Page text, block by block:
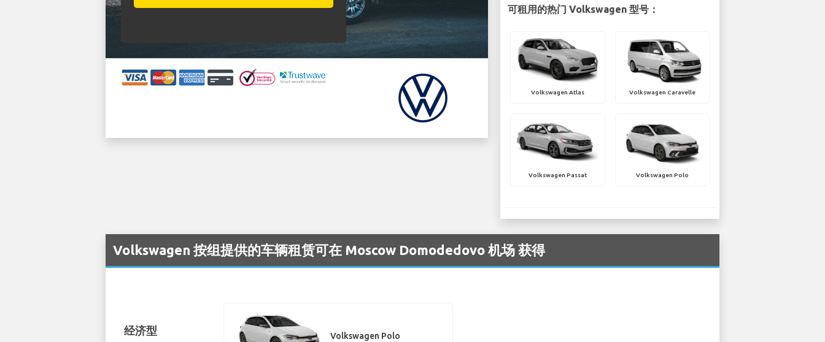
可租用的热门 Volkswagen 型号：
Volkswagen Atlas Volkswagen Caravelle
Volkswagen Passat Volkswagen Polo
Volkswagen 按组提供的车辆租赁可在 Moscow Domodedovo 机场 获得
经济型 Volkswagen Polo